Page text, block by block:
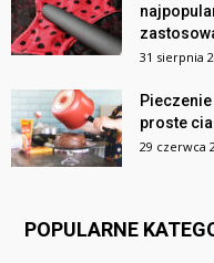
31 sierpnia
proste
29 czerwca
POPULARNE